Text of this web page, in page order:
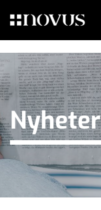
Nyheter